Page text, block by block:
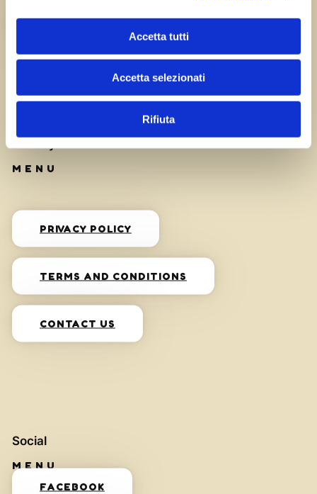
Accetta tutti
Accetta selezionati
Rifiuta
PRIVACY POLICY
TERMS AND CONDITIONS
CONTACT US
Social
FACEBOOK